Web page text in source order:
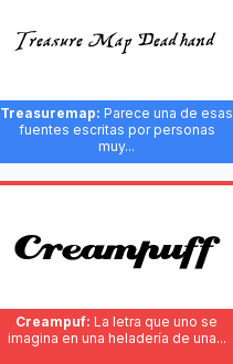
Treasuremap: Parece una de esas
fuentes escritas por personas
muy...
Creampuf: La letra que uno se
imagina en una heladería de una...